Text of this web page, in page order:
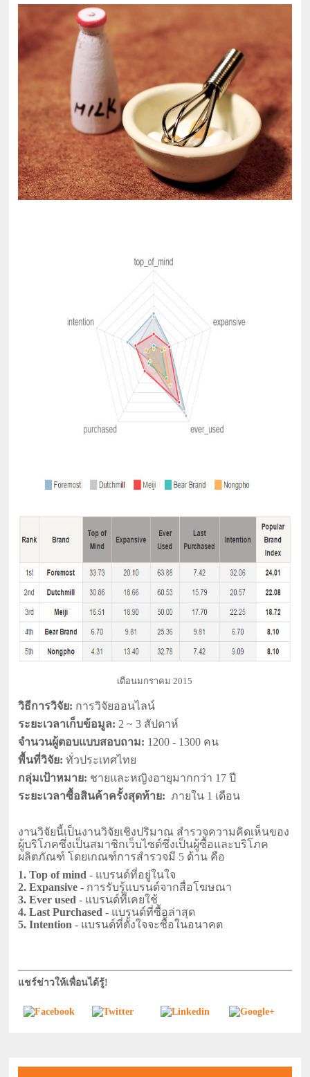
เดือนมกราคม 2015
วิธีการวิจัย: การวิจัยออนไลน์
ระยะเวลาเก็บข้อมูล: 2 ~ 3 สัปดาห์
จำนวนผู้ตอบแบบสอบถาม: 1200 - 1300 คน
พื้นที่วิจัย:ทั่วประเทศไทย
กลุ่มเป้าหมาย: ชายและหญิงอายุมากกว่า 17 ปี
ระยะเวลาซื้อสินค้าครั้งสุดท้าย: ภายใน 1 เดือน
งานวิจัยนี้เป็นงานวิจัยเชิงปริมาณ สำรวจความคิดเห็นของ
ผู้บริโภคซึ่งเป็นสมาชิกเว็บไซต์ซึ่งเป็นผู้ซื้อและบริโภค
ผลิตภัณฑ์ โดยเกณฑ์การสำรวจมี 5 ด้าน คือ
1. Top of mind- แบรนด์ที่อยู่ในใจ
2. Expansive - การรับรู้แบรนด์จากสื่อโฆษณา
3. Ever used - แบรนด์ที่เคยใช้
4. Last Purchased - แบรนด์ที่ซื้อล่าสุด
5. Intention - แบรนด์ที่ตั้งใจจะซื้อในอนาคต
แชร์ข่าวให้เพื่อนได้รู้!